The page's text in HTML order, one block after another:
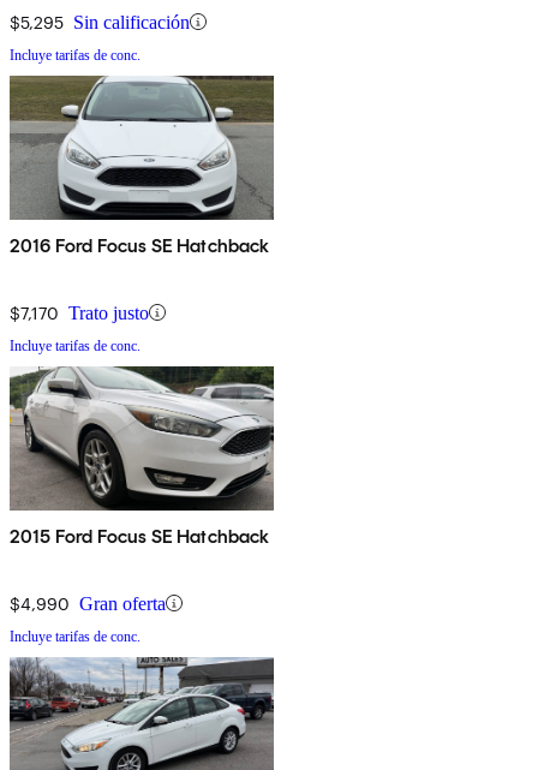
$5,295 Sin calificación
Incluye tarifas de conc.
2016 Ford Focus SE Hatchback
$7,170 Trato justo
Incluye tarifas de conc.
2015 Ford Focus SE Hatchback
$4,990 Gran oferta
Incluye tarifas de conc.